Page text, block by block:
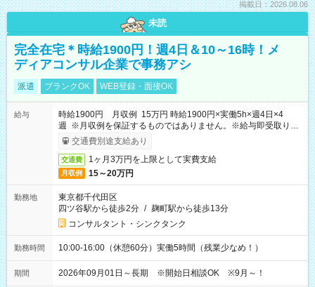
掲載日：2026.08.06
未読
完全在宅＊時給1900円！週4日＆10～16時！メ
ディアコンサル企業で事務アシ
派遣 ブランクOK WEB登録・面接OK
給与
時給1900円 月収例 15万円 時給1900円×実働5h×週4日×4
週 ※月収例を保証するものではありません。※給与即受取りサ
ービス利用可（利用条件有）
交通費別途支給あり
交通費 1ヶ月3万円を上限として実費支給
月収例 15～20万円
勤務地
東京都千代田区
四ツ谷駅から徒歩2分 / 麹町駅から徒歩13分
コンサルタント・シンクタンク
勤務時間 10:00-16:00（休憩60分）実働5時間（残業少なめ！）
期間 2026年09月01日～長期 ※開始日相談OK ※9月～！